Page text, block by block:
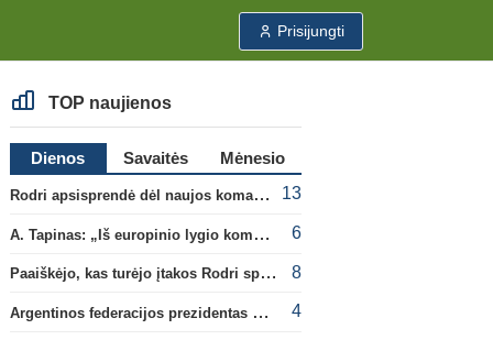
Prisijungti
TOP naujienos
Dienos Savaitės
Mėnesio
Rodri apsisprendė dėl naujos komandos
13
A. Tapinas: „Iš europinio lygio komandos gavom gerų pamokų“ 6
Paaiškėjo, kas turėjo įtakos Rodri sprendimui pasirinkti Barselonos pusę 8
Argentinos federacijos prezidentas C. Tapia negailėjo pagyrų G. Infantino 4